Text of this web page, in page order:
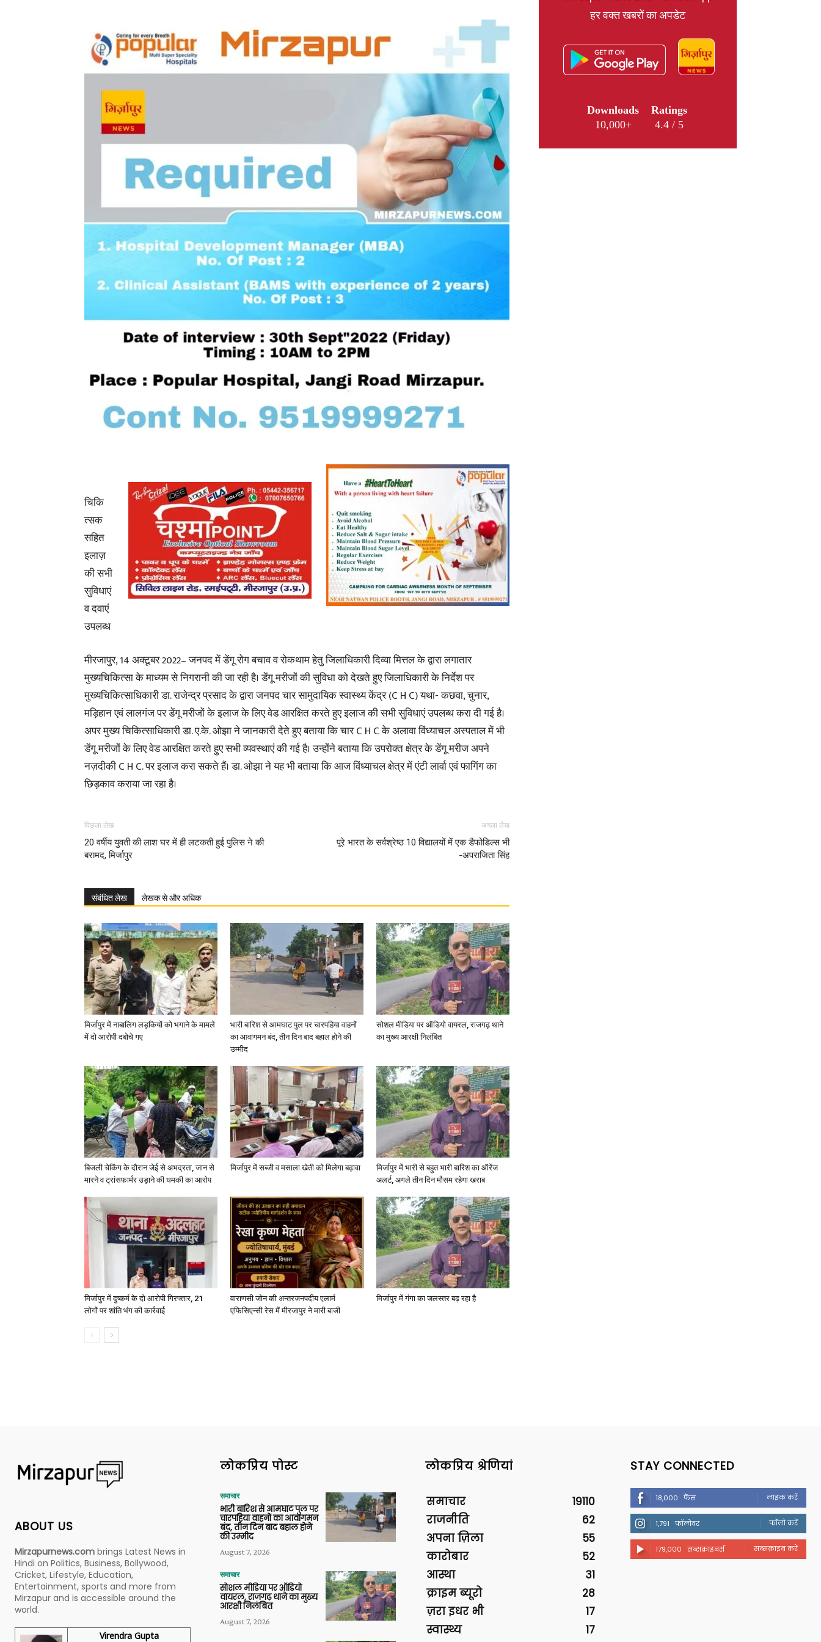
Latest
News
Hindi,
Today
Hindi
Paper
चिकि
त्सक
सहित
इलाज़
की सभी
सुविधाएं
व दवाएं
उपलब्ध
मीरजापुर, 14 अक्टूबर 2022– जनपद में डेंगू रोग बचाव व रोकथाम हेतु जिलाधिकारी दिव्या मित्तल के द्वारा लगातार
मुख्यचिकित्सा के माध्यम से निगरानी की जा रही है। डेंगू मरीजों की सुविधा को देखते हुए जिलाधिकारी के निर्देश पर
मुख्यचिकित्साधिकारी डा. राजेन्द्र प्रसाद के द्वारा जनपद चार सामुदायिक स्वास्थ्य केंद्र (C H C) यथा- कछवा, चुनार,
मड़िहान एवं लालगंज पर डेंगू मरीजों के इलाज के लिए वेड आरक्षित करते हुए इलाज की सभी सुविधाएं उपलब्ध करा दी गई है।
अपर मुख्य चिकित्साधिकारी डा. ए.के. ओझा ने जानकारी देते हुए बताया कि चार C H C के अलावा विंध्याचल अस्पताल में भी
डेंगू मरीजों के लिए वेड आरक्षित करते हुए सभी व्यवस्थाएं की गई है। उन्होंने बताया कि उपरोक्त क्षेत्र के डेंगू मरीज अपने
नज़दीकी C H C. पर इलाज करा सकते हैं। डा. ओझा ने यह भी बताया कि आज विंध्याचल क्षेत्र में एंटी लार्वा एवं फागिंग का
छिड़काव कराया जा रहा है।
पिछला लेख
20 वर्षीय युवती की लाश घर में ही लटकती हुई पुलिस ने की
बरामद, मिर्जापुर
अगला लेख
पूरे भारत के सर्वश्रेष्ठ 10 विद्यालयों में एक डैफोडिल्स भी
-अपराजिता सिंह
संबंधित लेख लेखक से और अधिक
मिर्जापुर में नाबालिग लड़कियों को भगाने के मामले
में दो आरोपी दबोचे गए
भारी बारिश से आमघाट पुल पर चारपहिया वाहनों
का आवागमन बंद, तीन दिन बाद बहाल होने की
उम्मीद
सोशल मीडिया पर ऑडियो वायरल, राजगढ़ थाने
का मुख्य आरक्षी निलंबित
बिजली चेकिंग के दौरान जेई से अभद्रता, जान से
मारने व ट्रांसफार्मर उड़ाने की धमकी का आरोप
मिर्जापुर में सब्जी व मसाला खेती को मिलेगा बढ़ावा
मिर्जापुर में भारी से बहुत भारी बारिश का ऑरेंज
अलर्ट, अगले तीन दिन मौसम रहेगा खराब
मिर्जापुर में दुष्कर्म के दो आरोपी गिरफ्तार, 21
लोगों पर शांति भंग की कार्रवाई
वाराणसी जोन की अन्तरजनपदीय एलार्म
एफिसिएन्सी रेस में मीरजापुर ने मारी बाजी
मिर्जापुर में गंगा का जलस्तर बढ़ रहा है
हर वक्त खबरों का अपडेट
Downloads
10,000+
Ratings
4.4 / 5
ABOUT US
Mirzapurnews.com brings Latest News in
Hindi on Politics, Business, Bollywood,
Cricket, Lifestyle, Education,
Entertainment, sports and more from
Mirzapur and is accessible around the
world.
Virendra Gupta
लोकप्रिय पोस्ट
समाचार
भारी बारिश से आमघाट पुल पर
चारपहिया वाहनों का आवागमन
बंद, तीन दिन बाद बहाल होने
की उम्मीद
August 7, 2026
समाचार
सोशल मीडिया पर ऑडियो
वायरल, राजगढ़ थाने का मुख्य
आरक्षी निलंबित
August 7, 2026
लोकप्रिय श्रेणियां
समाचार
19110
राजनीति
62
अपना ज़िला
55
कारोबार
52
आस्था
31
क्राइम ब्यूरो
28
ज़रा इधर भी
17
स्वास्थ्य
17
STAY CONNECTED
18,000 फैंस लाइक करें
1,791 फॉलोवर फॉलो करें
179,000 सब्सक्राइबर्स सब्सक्राइब करें